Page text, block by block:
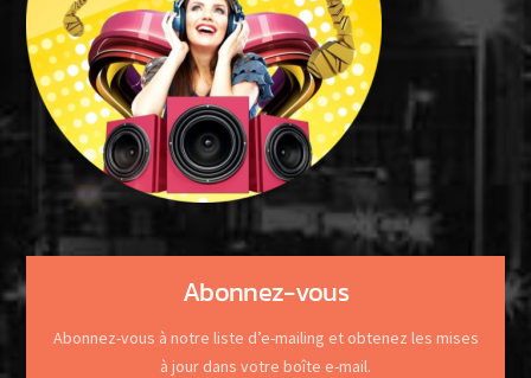
Abonnez-vous
Abonnez-vous à notre liste d’e-mailing et obtenez les mises
à jour dans votre boîte e-mail.